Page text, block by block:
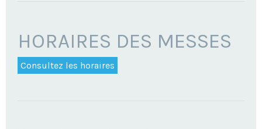
HORAIRES DES MESSES
Consultez les horaires